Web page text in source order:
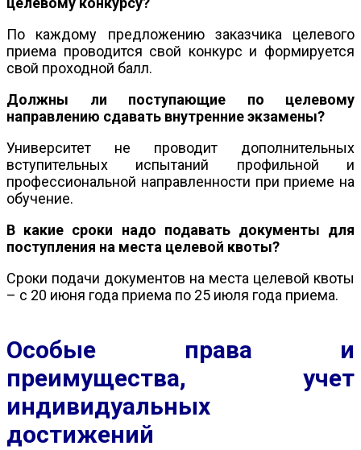
По каждому предложению заказчика целевого
приема проводится свой конкурс и формируется
свой проходной балл.
Должны ли поступающие по целевому
направлению сдавать внутренние экзамены?
Университет не проводит дополнительных
вступительных испытаний профильной и
профессиональной направленности при приеме на
обучение.
В какие сроки надо подавать документы для
поступления на места целевой квоты?
Сроки подачи документов на места целевой квоты
– с 20 июня года приема по 25 июля года приема.
Особые права и
преимущества, учет
индивидуальных
достижений